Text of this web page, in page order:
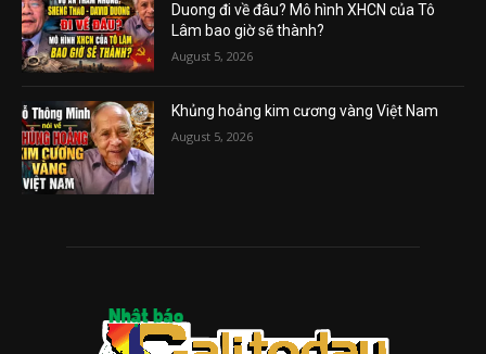
Duong đi về đâu? Mô hình XHCN của Tô
Lâm bao giờ sẽ thành?
August 5, 2026
Khủng hoảng kim cương vàng Việt Nam
August 5, 2026